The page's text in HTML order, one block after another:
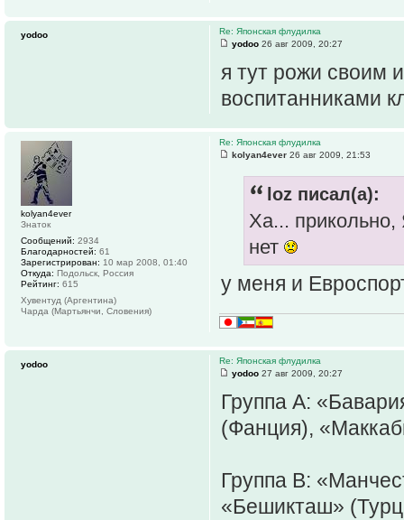
Re: Японская флудилка
yodoo 26 авг 2009, 20:27
я тут рожи своим
воспитанниками
yodoo
Re: Японская флудилка
kolyan4ever 26 авг 2009, 21:53
loz писал(а):
Ха...
нет
у меня и
kolyan4ever
Знаток
Сообщений: 2934
Благодарностей: 61
Зарегистрирован: 10 мар 2008, 01:40
Откуда: Подольск, Россия
Рейтинг: 615
Хувентуд (Аргентина)
Чарда (Мартьянчи, Словения)
Re: Японская флудилка
yodoo 27 авг 2009, 20:27
Группа A:
(Фанция),
Группа B:
«Бешикташ»
yodoo